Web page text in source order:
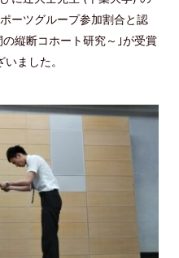
ーツグループ参加割合と認
縦断コホート研究～｣が受賞
ました。